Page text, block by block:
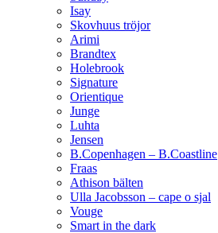
Isay
Skovhuus tröjor
Arimi
Brandtex
Holebrook
Signature
Orientique
Junge
Luhta
Jensen
B.Copenhagen – B.Coastline
Fraas
Athison bälten
Ulla Jacobsson – cape o sjal
Vouge
Smart in the dark